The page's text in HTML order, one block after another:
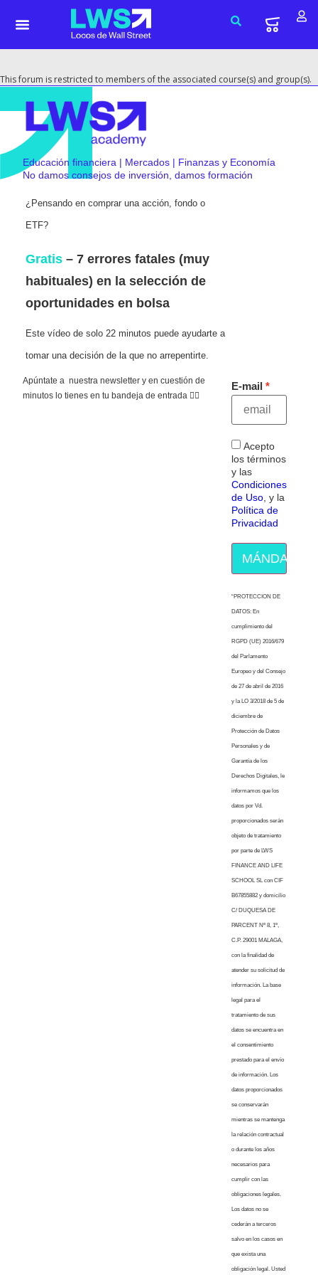
This forum is restricted to members of the associated course(s) and group(s).
Educación financiera | Mercados | Finanzas y Economía
No damos consejos de inversión, damos formación
¿Pensando en comprar una acción, fondo o
ETF?
Gratis – 7 errores fatales (muy
habituales) en la selección de
oportunidades en bolsa
Este vídeo de solo 22 minutos puede ayudarte a
tomar una decisión de la que no arrepentirte.
Apúntate a nuestra newsletter y en cuestión de
minutos lo tienes en tu bandeja de entrada 👇🏻
E-mail
Acepto
los términos
y las
Condiciones
de Uso, y la
Política de
Privacidad
MÁNDAME
“PROTECCION DE
DATOS: En
cumplimiento del
RGPD (UE) 2016/679
del Parlamento
Europeo y del Consejo
de 27 de abril de 2016
y la LO 3/2018 de 5 de
diciembre de
Protección de Datos
Personales y de
Garantía de los
Derechos Digitales, le
informamos que los
datos por Vd.
proporcionados serán
objeto de tratamiento
por parte de LWS
FINANCE AND LIFE
SCHOOL SL con CIF
B67855882 y domicilio
C/ DUQUESA DE
PARCENT Nº 8, 1º,
C.P. 29001 MALAGA,
con la finalidad de
atender su solicitud de
información. La base
legal para el
tratamiento de sus
datos se encuentra en
el consentimiento
prestado para el envío
de información. Los
datos proporcionados
se conservarán
mientras se mantenga
la relación contractual
o durante los años
necesarios para
cumplir con las
obligaciones legales.
Los datos no se
cederán a terceros
salvo en los casos en
que exista una
obligación legal. Usted